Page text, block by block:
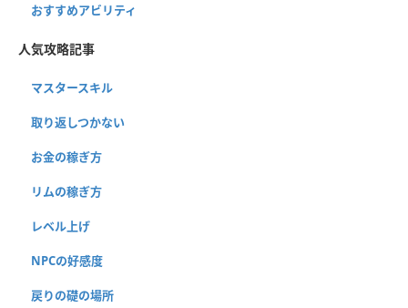
おすすめアビリティ
人気攻略記事
マスタースキル
取り返しつかない
お金の稼ぎ方
リムの稼ぎ方
レベル上げ
NPCの好感度
戻りの礎の場所